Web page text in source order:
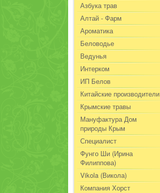
Азбука трав
Алтай - Фарм
Ароматика
Беловодье
Ведунья
Интерком
ИП Белов
Китайские производители
Крымские травы
Мануфактура Дом
природы Крым
Специалист
Фунго Ши (Ирина
Филиппова)
Vikola (Викола)
Компания Хорст